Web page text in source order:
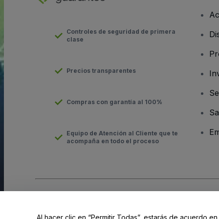
Controles de seguridad de primera
clase
Precios transparentes
Compras con garantía al 100%
Equipo de Atención al Cliente que te
acompaña en todo el proceso
Al hacer clic en “Permitir Todas”, estarás de acuerdo